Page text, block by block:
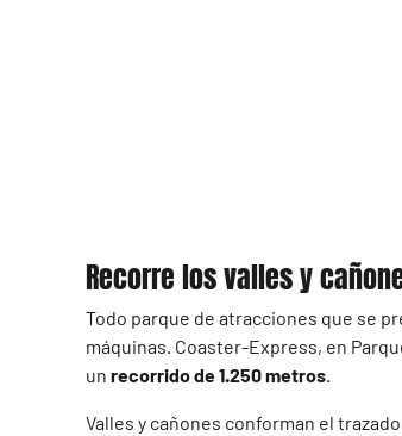
Recorre los valles y
Todo parque de atracciones que se
máquinas. Coaster-Express, en
un recorrido de 1.250 metros.
Valles y cañones conforman el